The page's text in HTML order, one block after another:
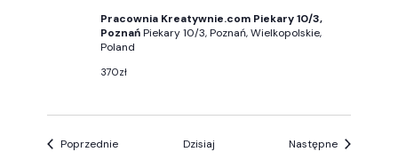
Pracownia Kreatywnie.com Piekary 10/3,
PoznańPiekary 10/3, Poznań, Wielkopolskie,
Poland
370zł
PoprzednieWydarzenia Dzisiaj NastępneWydarzenia